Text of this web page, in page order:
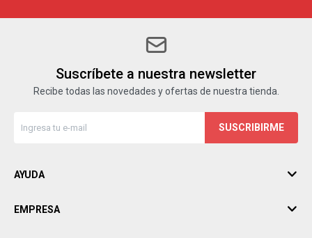
Suscríbete a nuestra newsletter
Recibe todas las novedades y ofertas de nuestra tienda.
SUSCRIBIRME
AYUDA
EMPRESA